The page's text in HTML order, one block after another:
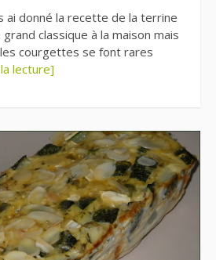
ai donné la recette de la terrine
classique à la maison mais
courgettes se font rares
lecture]